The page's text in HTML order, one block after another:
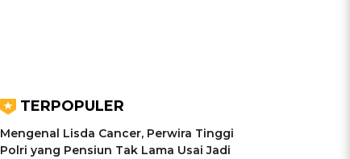
TERPOPULER
Mengenal Lisda Cancer, Perwira Tinggi
Polri yang Pensiun Tak Lama Usai Jadi